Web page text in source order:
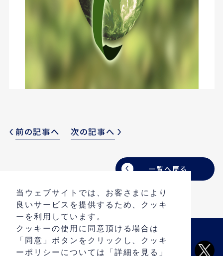
当ウェブサイトでは、お客さまにより
良いサービスを提供するため、クッキ
ーを利用しています。
クッキーの使用に同意頂ける場合は
「同意」ボタンをクリックし、クッキ
ーポリシーについては「詳細を見る」
前の記事へ 次の記事へ
一覧へ戻る
ARCHIVE